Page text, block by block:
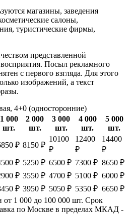
магазины, заведения
салоны,
туристические фирмы,
представленной
Посыл рекламного
с первого взгляда. Для этого
изображений, а текст
4+0 (односторонние)
1 000
шт.
2 000
шт.
3 000
шт.
4 000
шт.
5 000
шт.
₽ 8150 ₽
10100
₽
12400
₽
14400
₽
₽ 5250 ₽ 6500 ₽ 7300 ₽ 8650 ₽
₽ 3550 ₽ 4700 ₽ 5100 ₽ 6000 ₽
₽ 3950 ₽ 5050 ₽ 5350 ₽ 6650 ₽
1 000 до 100 000 шт. Срок
по Москве в пределах МКАД -